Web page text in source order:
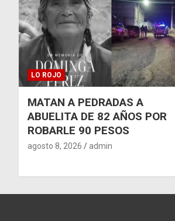
LO ROJO
MATAN A PEDRADAS A
ABUELITA DE 82 AÑOS POR
ROBARLE 90 PESOS
agosto 8, 2026 admin